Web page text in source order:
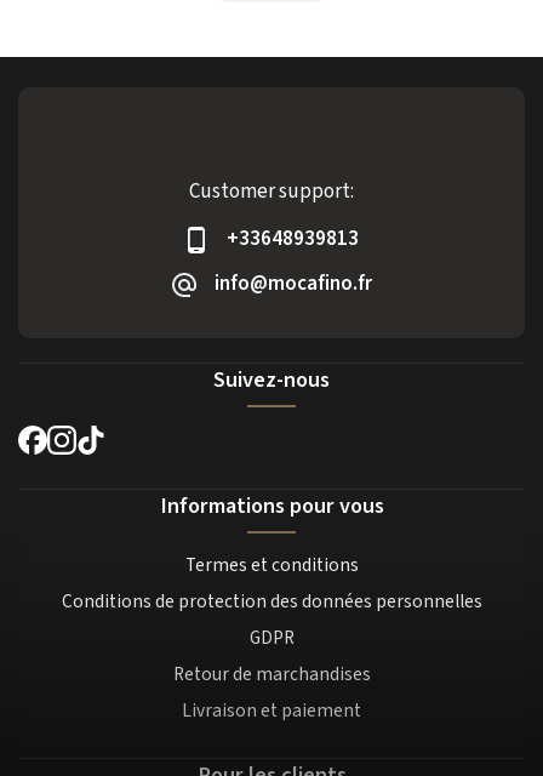
Customer support:
+33648939813
info@mocafino.fr
Suivez-nous
Informations pour vous
Termes et conditions
Conditions de protection des données personnelles
GDPR
Retour de marchandises
Livraison et paiement